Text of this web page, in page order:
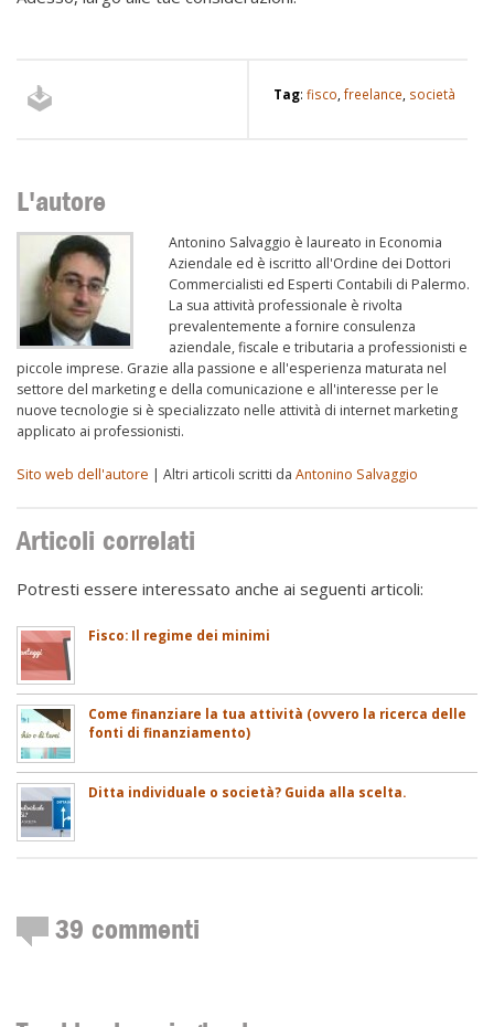
Tag: fisco freelance società
L'autore
Antonino Salvaggio è laureato in Economia
Aziendale ed è iscritto all'Ordine dei Dottori
Commercialisti ed Esperti Contabili di Palermo.
La sua attività professionale è rivolta
prevalentemente a fornire consulenza
aziendale, fiscale e tributaria a professionisti e
piccole imprese. Grazie alla passione e all'esperienza maturata nel
settore del marketing e della comunicazione e all'interesse per le
nuove tecnologie si è specializzato nelle attività di internet marketing
applicato ai professionisti.
Sito web dell'autore | Altri articoli scritti da Antonino Salvaggio
Articoli correlati
Potresti essere interessato anche ai seguenti articoli:
Fisco: Il regime dei minimi
Come finanziare la tua attività (ovvero la ricerca delle
fonti di finanziamento)
Ditta individuale o società? Guida alla scelta.
39 commenti